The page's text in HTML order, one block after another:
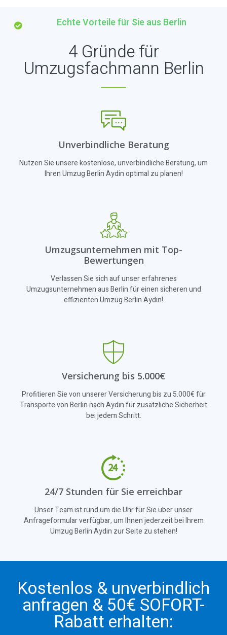
Echte Vorteile für Sie aus Berlin
4 Gründe für
Umzugsfachmann Berlin
Unverbindliche Beratung
Nutzen Sie unsere kostenlose, unverbindliche Beratung, um
Ihren Umzug Berlin Aydin optimal zu planen!
Umzugsunternehmen mit Top-
Bewertungen
Verlassen Sie sich auf unser erfahrenes
Umzugsunternehmen aus Berlin für einen sicheren und
effizienten Umzug Berlin Aydin!
Versicherung bis 5.000€
Profitieren Sie von unserer Versicherung bis zu 5.000€ für
Transporte von Berlin nach Aydin für zusätzliche Sicherheit
bei jedem Schritt.
24/7 Stunden für Sie erreichbar
Unser Team ist rund um die Uhr für Sie über unser
Anfrageformular verfügbar, um Ihnen jederzeit bei Ihrem
Umzug Berlin Aydin zur Seite zu stehen!
Kostenlos & unverbindlich
anfragen & 50€ SOFORT-
Rabatt erhalten: